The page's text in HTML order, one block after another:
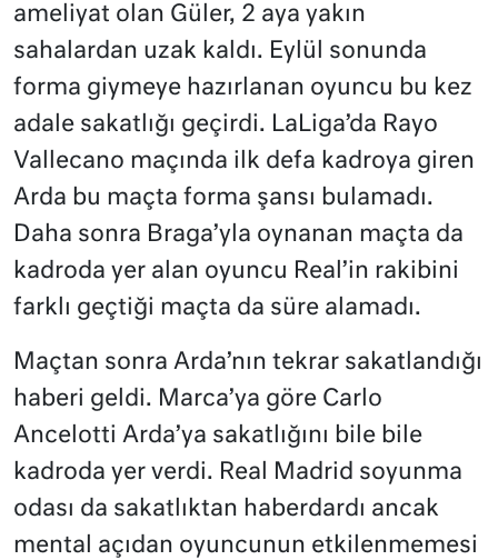
ameliyat olan Güler, 2 aya yakın
sahalardan uzak kaldı. Eylül sonunda
forma giymeye hazırlanan oyuncu bu kez
adale sakatlığı geçirdi. LaLiga’da Rayo
Vallecano maçında ilk defa kadroya giren
Arda bu maçta forma şansı bulamadı.
Daha sonra Braga’yla oynanan maçta da
kadroda yer alan oyuncu Real’in rakibini
farklı geçtiği maçta da süre alamadı.
Maçtan sonra Arda’nın tekrar sakatlandığı
haberi geldi. Marca’ya göre Carlo
Ancelotti Arda’ya sakatlığını bile bile
kadroda yer verdi. Real Madrid soyunma
odası da sakatlıktan haberdardı ancak
mental açıdan oyuncunun etkilenmemesi